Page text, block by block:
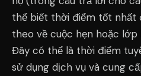
thể biết thời điểm tốt nhất
theo về cuộc hẹn hoặc
Đây có thể là thời điểm
sử dụng dịch vụ và cung